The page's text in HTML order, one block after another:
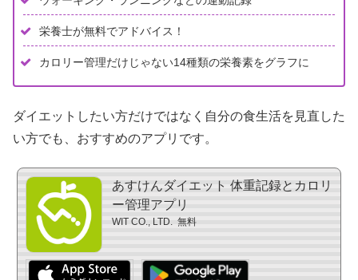
栄養士が無料でアドバイス！
カロリー管理だけじゃない14種類の栄養素をグラフに
ダイエットしたい方だけではなく自分の食生活を見直した
い方でも、おすすめのアプリです。
あすけんダイエット 体重記録とカロリ
ー管理アプリ
WIT CO., LTD. 無料